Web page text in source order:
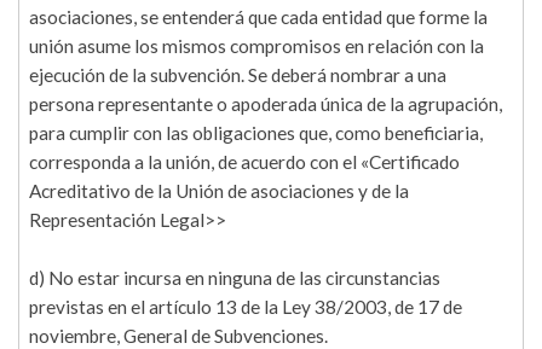
asociaciones, se entenderá que cada entidad que forme la
unión asume los mismos compromisos en relación con la
ejecución de la subvención. Se deberá nombrar a una
persona representante o apoderada única de la agrupación,
para cumplir con las obligaciones que, como beneficiaria,
corresponda a la unión, de acuerdo con el «Certificado
Acreditativo de la Unión de asociaciones y de la
Representación Legal>>
d) No estar incursa en ninguna de las circunstancias
previstas en el artículo 13 de la Ley 38/2003, de 17 de
noviembre, General de Subvenciones.